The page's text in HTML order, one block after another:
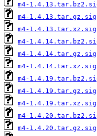
m4-
m4-1.4.13.tar.gz.sig
m4-1.4.13.tar.xz.sig
m4-
m4-1.4.14.tar.gz.sig
m4-1.4.14.tar.xz.sig
m4-
m4-1.4.19.tar.gz.sig
m4-1.4.19.tar.xz.sig
m4-
m4-1.4.20.tar.gz.sig